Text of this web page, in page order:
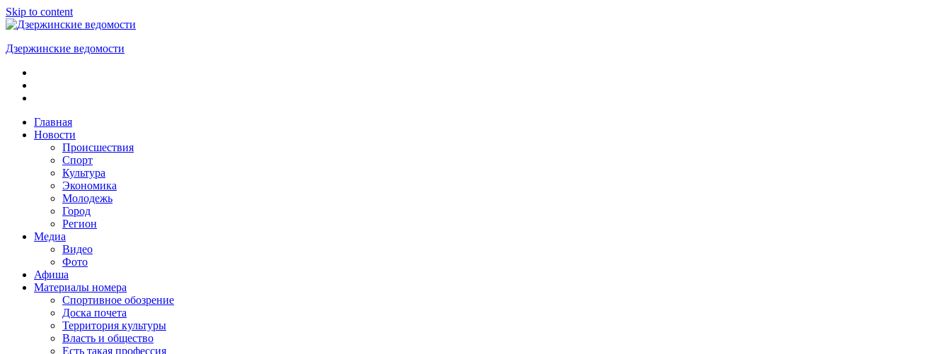
Skip to content
Дзержинские ведомости
ОБЩЕСТВЕННО-
ПОЛИТИЧЕСКАЯ
ГАЗЕТАГлавная
Новости
Происшествия
Спорт
Культура
Экономика
Молодежь
Город
Регион
Медиа
Видео
Фото
Афиша
Материалы номера
Спортивное обозрение
Доска почета
Территория культуры
Власть и общество
Есть такая профессия